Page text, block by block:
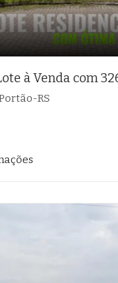
à Venda com
RS